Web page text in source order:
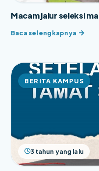
Macam jalur seleksi
BERITA KAMPUS
3 tahun yang lalu